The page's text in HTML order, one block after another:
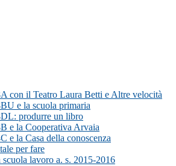
con il Teatro Laura Betti e Altre velocità
e la scuola primaria
produrre un libro
e la Cooperativa Arvaia
e la Casa della conoscenza
per fare
scuola lavoro a. s. 2015-2016